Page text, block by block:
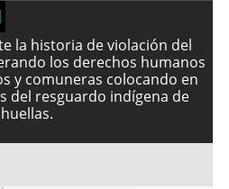
la historia de violación del
los derechos humanos
y comuneras colocando en
del resguardo indígena de
huellas.